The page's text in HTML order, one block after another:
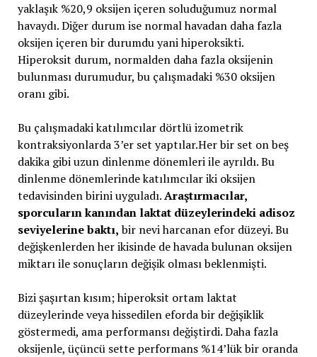
yaklaşık %20,9 oksijen içeren soluduğumuz normal
havaydı. Diğer durum ise normal havadan daha fazla
oksijen içeren bir durumdu yani hiperoksikti.
Hiperoksit durum, normalden daha fazla oksijenin
bulunması durumudur, bu çalışmadaki %30 oksijen
oranı gibi.
Bu çalışmadaki katılımcılar dörtlü izometrik
kontraksiyonlarda 3’er set yaptılar.Her bir set on beş
dakika gibi uzun dinlenme dönemleri ile ayrıldı. Bu
dinlenme dönemlerinde katılımcılar iki oksijen
tedavisinden birini uyguladı.Araştırmacılar,
sporcuların kanından laktat düzeylerindeki adisoz
seviyelerine baktı,bir nevi harcanan efor düzeyi. Bu
değişkenlerden her ikisinde de havada bulunan oksijen
miktarı ile sonuçların değişik olması beklenmişti.
Bizi şaşırtan kısım; hiperoksit ortam laktat
düzeylerinde veya hissedilen eforda bir değişiklik
göstermedi, ama performansı değiştirdi. Daha fazla
oksijenle, üçüncü sette performans %14’lük bir oranda